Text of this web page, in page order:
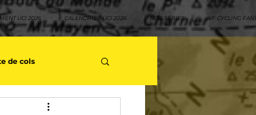
UCI 2026 CALENDRIER UCI 2026 NOS SÉRIES VF CYCLING
de cols
- Coureurs sans GT